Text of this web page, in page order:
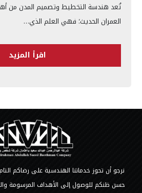
تُعد هندسة التخطيط وتصميم المدن من
العمران الحديث؛ فهي العلم الذي…
اقرأ المزيد
نرجو أن تحوز خدماتنا الهندسية على رضاكم
حسن ظنكم للوصول إلى الأهداف المرسومة